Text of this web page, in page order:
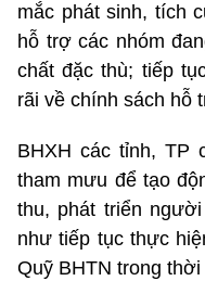
mắc phát sinh, tích
hỗ trợ các nhóm
chất đặc thù; tiếp
rãi về chính sách hỗ
BHXH các tỉnh, TP
tham mưu để tạo
thu, phát triển
như tiếp tục thực
Quỹ BHTN trong